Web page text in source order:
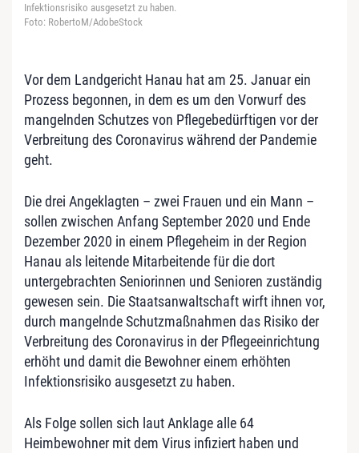
Infektionsrisiko ausgesetzt zu haben.
Foto: RobertoM/AdobeStock
Vor dem Landgericht Hanau hat am 25. Januar ein
Prozess begonnen, in dem es um den Vorwurf des
mangelnden Schutzes von Pflegebedürftigen vor der
Verbreitung des Coronavirus während der Pandemie
geht.
Die drei Angeklagten – zwei Frauen und ein Mann –
sollen zwischen Anfang September 2020 und Ende
Dezember 2020 in einem Pflegeheim in der Region
Hanau als leitende Mitarbeitende für die dort
untergebrachten Seniorinnen und Senioren zuständig
gewesen sein. Die Staatsanwaltschaft wirft ihnen vor,
durch mangelnde Schutzmaßnahmen das Risiko der
Verbreitung des Coronavirus in der Pflegeeinrichtung
erhöht und damit die Bewohner einem erhöhten
Infektionsrisiko ausgesetzt zu haben.
Als Folge sollen sich laut Anklage alle 64
Heimbewohner mit dem Virus infiziert haben und